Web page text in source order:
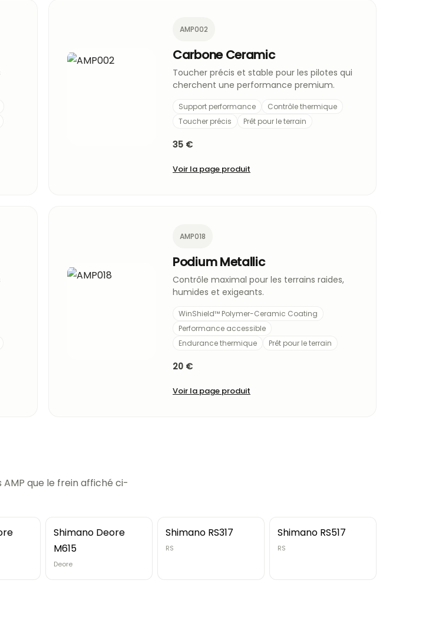
AMP002
Carbone Ceramic
Toucher précis et stable pour les pilotes qui
cherchent une performance premium.
Support performance
Contrôle thermique
Toucher précis
Prêt pour le terrain
35 €
Voir la page produit
AMP018
Podium Metallic
Contrôle maximal pour les terrains raides,
humides et exigeants.
WinShield™ Polymer-Ceramic Coating
Performance accessible
Endurance thermique
Prêt pour le terrain
20 €
Voir la page produit
que le frein affiché ci-
Shimano Deore
M615
Deore
Shimano RS317
RS
Shimano RS517
RS